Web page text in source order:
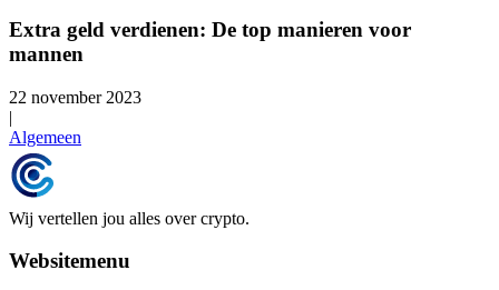
Extra geld verdienen: De top manieren voor
mannen
22 november 2023
|
Algemeen
Wij vertellen jou alles over crypto.
Websitemenu